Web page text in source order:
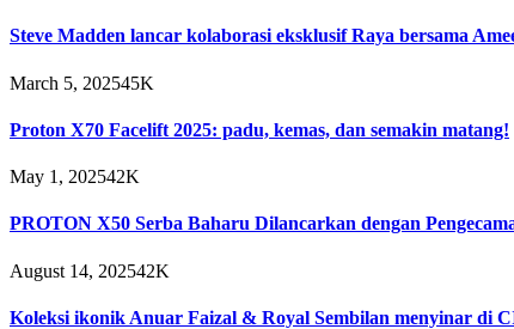
Steve Madden lancar kolaborasi eksklusif Raya bersama
March 5, 202545K
Proton X70 Facelift 2025: padu, kemas, dan semakin matang!
May 1, 202542K
PROTON X50 Serba Baharu Dilancarkan dengan
August 14, 202542K
Koleksi ikonik Anuar Faizal & Royal Sembilan menyinar di